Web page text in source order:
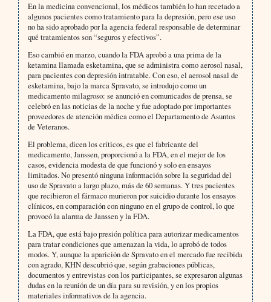
En la medicina convencional, los médicos también lo han recetado a
algunos pacientes como tratamiento para la depresión, pero ese uso
no ha sido aprobado por la agencia federal responsable de determinar
qué tratamientos son “seguros y efectivos”.
Eso cambió en marzo, cuando la FDA aprobó a una prima de la
ketamina llamada esketamina, que se administra como aerosol nasal,
para pacientes con depresión intratable. Con eso, el aerosol nasal de
esketamina, bajo la marca Spravato, se introdujo como un
medicamento milagroso: se anunció en comunicados de prensa, se
celebró en las noticias de la noche y fue adoptado por importantes
proveedores de atención médica como el Departamento de Asuntos
de Veteranos.
El problema, dicen los críticos, es que el fabricante del
medicamento, Janssen, proporcionó a la FDA, en el mejor de los
casos, evidencia modesta de que funcionó y solo en ensayos
limitados. No presentó ninguna información sobre la seguridad del
uso de Spravato a largo plazo, más de 60 semanas. Y tres pacientes
que recibieron el fármaco murieron por suicidio durante los ensayos
clínicos, en comparación con ninguno en el grupo de control, lo que
provocó la alarma de Janssen y la FDA.
La FDA, que está bajo presión política para autorizar medicamentos
para tratar condiciones que amenazan la vida, lo aprobó de todos
modos. Y, aunque la aparición de Spravato en el mercado fue recibida
con agrado, KHN descubrió que, según grabaciones públicas,
documentos y entrevistas con los participantes, se expresaron algunas
dudas en la reunión de un día para su revisión, y en los propios
materiales informativos de la agencia.